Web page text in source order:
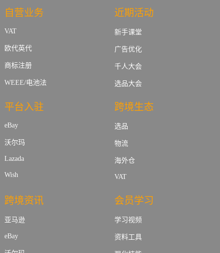
自营业务
VAT
欧代英代
商标注册
WEEE/电池法
近期活动
新手课堂
广告优化
千人大会
选品大会
平台入驻
eBay
沃尔玛
Lazada
Wish
跨境生态
选品
物流
海外仓
VAT
跨境资讯
亚马逊
eBay
会员学习
学习视频
资料工具